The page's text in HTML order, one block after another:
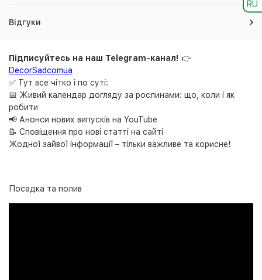
RU
Відгуки
Підписуйтесь на наш Telegram-канал! 👉
DecorSadcomua
✅ Тут все чітко і по суті:
📅 Живий календар догляду за рослинами: що, коли і як
робити
📢 Анонси нових випусків на YouTube
📝 Сповіщення про нові статті на сайті
Жодної зайвої інформації – тільки важливе та корисне!
Посадка та полив